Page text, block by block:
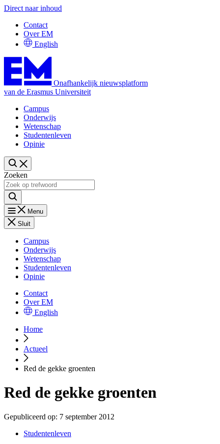
Direct naar inhoud
Contact
Over EM
English
Onafhankelijk nieuwsplatform
van de Erasmus Universiteit
Campus
Onderwijs
Wetenschap
Studentenleven
Opinie
Zoeken
Menu
Sluit
Campus
Onderwijs
Wetenschap
Studentenleven
Opinie
Contact
Over EM
English
Home
Actueel
Red de gekke groenten
Red de gekke groenten
Gepubliceerd op: 7 september 2012
Studentenleven